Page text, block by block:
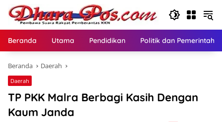
Langsung
konten
Beranda Utama Pendidikan Politik dan
Beranda Daerah
Daerah
TP PKK Malra Berbagi Kasih Dengan
Kaum Janda